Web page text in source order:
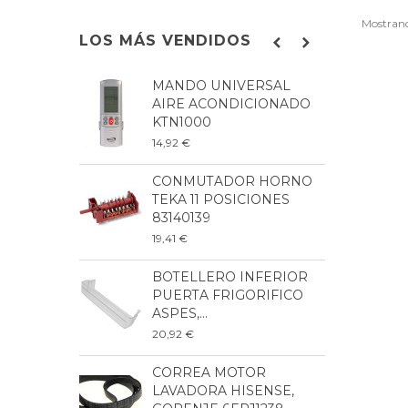
LOS MÁS VENDIDOS
MANDO UNIVERSAL
AIRE ACONDICIONADO
KTN1000
14,92 €
CONMUTADOR HORNO
TEKA 11 POSICIONES
83140139
19,41 €
BOTELLERO INFERIOR
PUERTA FRIGORIFICO
ASPES,...
20,92 €
CORREA MOTOR
LAVADORA HISENSE,